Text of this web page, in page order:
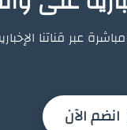
عبر قناتنا
انضم الآن